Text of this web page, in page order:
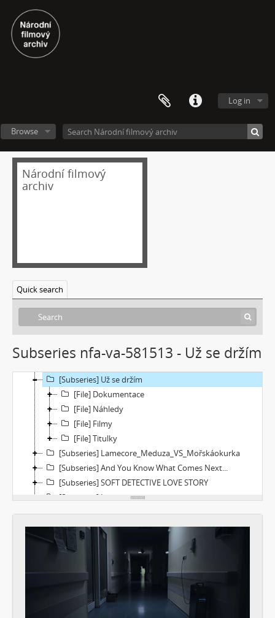
Log in
Browse
Národní filmový
archiv
Quick search
Subseries nfa-va-581513 - Už se držím
[Subseries] Konkomitantní růstový jev
[Subseries] I’m Doing Great (I’m Doing Great)
[Subseries] Jak natáčet v Africe
[Subseries] Nadějní návštěvníci a truchlící průvodci: Zápisky z cestovního deníku temného turisty
[Subseries] Polní lékař aneb Pravidla styku s místními e-dívkami
[Subseries] tryin to sport something
[Subseries] Škubej psa
[Subseries] Snowblind
[Subseries] Shores of the Same Sea
[Subseries] Houby
[Subseries] Noro, přijde k tobě nečekaný host
[Subseries] Už se držím
[File] Dokumentace
[File] Náhledy
[File] Filmy
[File] Titulky
[Subseries] Lamecore_Meduza_VS_Mořskáokurka
[Subseries] And You Know What Comes Next...
[Subseries] SOFT DETECTIVE LOVE STORY
[Subseries] Intercore
[Subseries] Soft, Soft, Soft, Hard as Fuck